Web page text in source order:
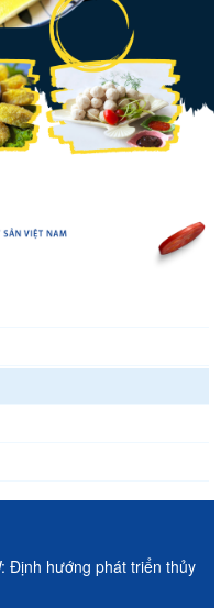
trị...
Việt Nam sang Canada
mới...
mạnh nhập khẩu mực,
Định hướng phát triển thủy